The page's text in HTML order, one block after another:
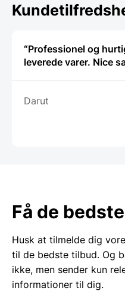
“Professionel og
leverede varer. Nice
Darut
Få de
Husk at tilmelde dig
til de bedste tilbud. Og
ikke, men sender kun
informationer til dig.